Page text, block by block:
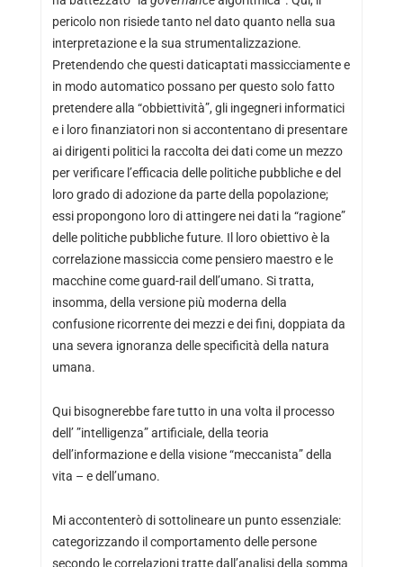
pericolo non risiede tanto nel dato quanto nella sua
interpretazione e la sua strumentalizzazione.
Pretendendo che questi daticaptati massicciamente e
in modo automatico possano per questo solo fatto
pretendere alla “obbiettività”, gli ingegneri informatici
e i loro finanziatori non si accontentano di presentare
ai dirigenti politici la raccolta dei dati come un mezzo
per verificare l’efficacia delle politiche pubbliche e del
loro grado di adozione da parte della popolazione;
essi propongono loro di attingere nei dati la “ragione”
delle politiche pubbliche future. Il loro obiettivo è la
correlazione massiccia come pensiero maestro e le
macchine come guard-rail dell’umano. Si tratta,
insomma, della versione più moderna della
confusione ricorrente dei mezzi e dei fini, doppiata da
una severa ignoranza delle specificità della natura
umana.
Qui bisognerebbe fare tutto in una volta il processo
dell’ ”intelligenza” artificiale, della teoria
dell’informazione e della visione “meccanista” della
vita – e dell’umano.
Mi accontenterò di sottolineare un punto essenziale:
categorizzando il comportamento delle persone
secondo le correlazioni tratte dall’analisi della somma